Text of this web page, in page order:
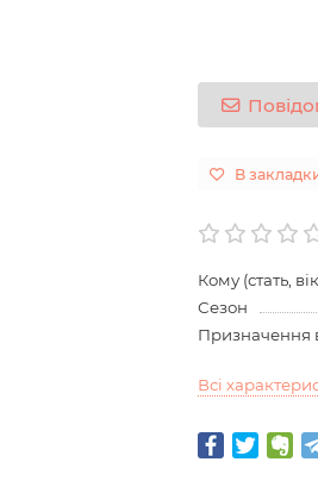
В
Кому (стать,
Сезон
Призначення
Всі